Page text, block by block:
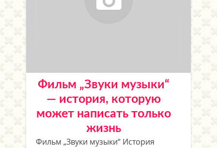
Фильм „Звуки музыки“
— история, которую
может написать только
жизнь
Фильм „Звуки музыки“ История